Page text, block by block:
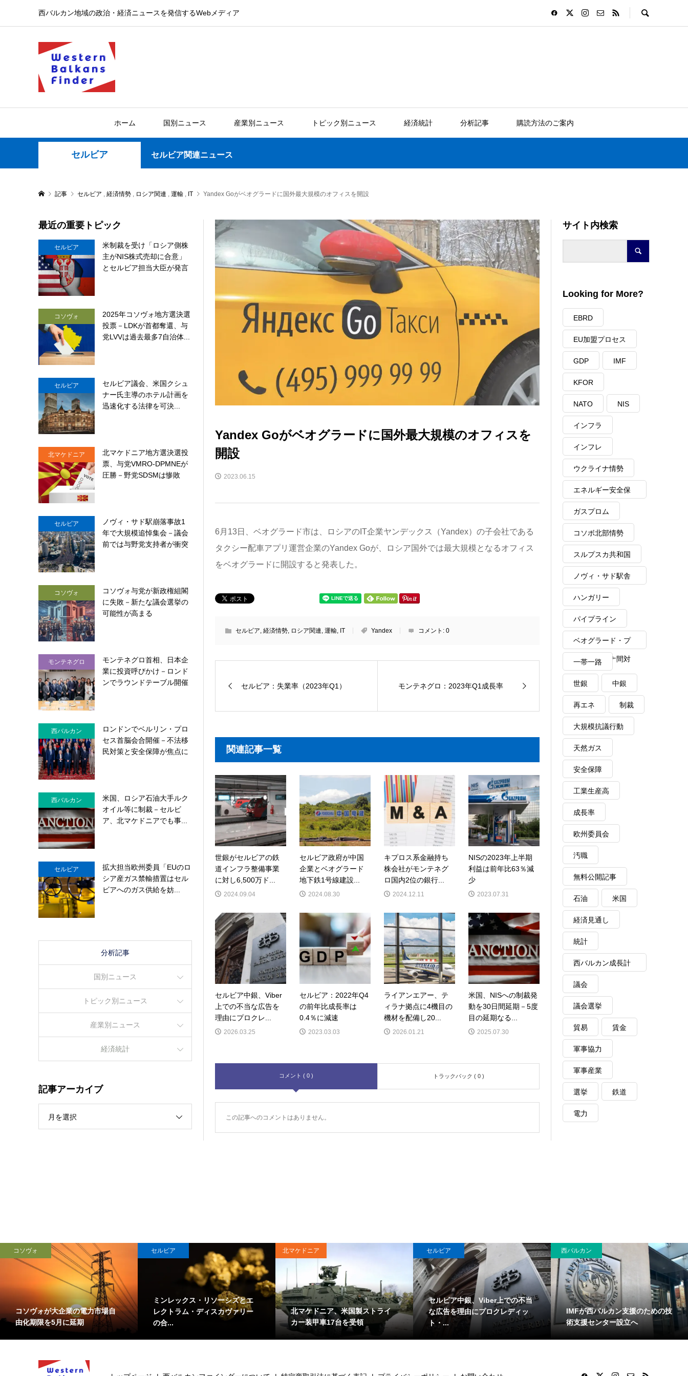
西バルカン地域の政治・経済ニュースを発信するWebメディア
ホーム 国別ニュース 産業別ニュース トピック別ニュース 経済統計 分析記事 購読方法のご案内
セルビア セルビア関連ニュース
記事 セルビア 経済情勢 ロシア関連 運輸 IT Yandex Goがベオグラードに国外最大規模のオフィスを開設
Yandex Goがベオグラードに国外最大規模のオフィスを
開設
2023.06.15
6月13日、ベオグラード市は、ロシアのIT企業ヤンデックス（Yandex）の子会社である
タクシー配車アプリ運営企業のYandex Goが、ロシア国外では最大規模となるオフィス
をベオグラードに開設すると発表した。
セルビア, 経済情勢, ロシア関連, 運輸, IT Yandex コメント: 0
セルビア：失業率（2023年Q1） モンテネグロ：2023年Q1成長率
関連記事一覧
世銀がセルビアの鉄
道インフラ整備事業
に対し6,500万ド...
2024.09.04
セルビア政府が中国
企業とベオグラード
地下鉄1号線建設...
2024.08.30
キプロス系金融持ち
株会社がモンテネグ
ロ国内2位の銀行...
2024.12.11
NISの2023年上半期
利益は前年比63％減
少
2023.07.31
セルビア中銀、Viber
上での不当な広告を
理由にプロクレ...
2026.03.25
セルビア：2022年Q4
の前年比成長率は
0.4％に減速
2023.03.03
ライアンエアー、テ
ィラナ拠点に4機目の
機材を配備し20...
2026.01.21
米国、NISへの制裁発
動を30日間延期－5度
目の延期なる...
2025.07.30
コメント ( 0 ) トラックバック ( 0 )
この記事へのコメントはありません。
最近の重要トピック
セルビア
米制裁を受け「ロシア側株
主がNIS株式売却に合意」
とセルビア担当大臣が発言
コソヴォ
2025年コソヴォ地方選決選
投票－LDKが首都奪還、与
党LVVは過去最多7自治体...
セルビア
セルビア議会、米国クシュ
ナー氏主導のホテル計画を
迅速化する法律を可決...
北マケドニア
北マケドニア地方選決選投
票、与党VMRO-DPMNEが
圧勝－野党SDSMは惨敗
セルビア
ノヴィ・サド駅崩落事故1
年で大規模追悼集会－議会
前では与野党支持者が衝突
コソヴォ
コソヴォ与党が新政権組閣
に失敗－新たな議会選挙の
可能性が高まる
モンテネグロ
モンテネグロ首相、日本企
業に投資呼びかけ－ロンド
ンでラウンドテーブル開催
西バルカン
ロンドンでベルリン・プロ
セス首脳会合開催－不法移
民対策と安全保障が焦点に
西バルカン
米国、ロシア石油大手ルク
オイル等に制裁－セルビ
ア、北マケドニアでも事...
セルビア
拡大担当欧州委員「EUのロ
シア産ガス禁輸措置はセル
ビアへのガス供給を妨...
分析記事
国別ニュース
トピック別ニュース
産業別ニュース
経済統計
記事アーカイブ
月を選択
サイト内検索
Looking for More?
EBRD
EU加盟プロセス
GDP IMF
KFOR
NATO NIS
インフラ
インフレ
ウクライナ情勢
エネルギー安全保
障
ガスプロム
コソボ北部情勢
スルプスカ共和国
ノヴィ・サド駅舎
崩落事故
ハンガリー
パイプライン
ベオグラード・プ
リシュティナ間対
話
一帯一路
世銀 中銀
再エネ 制裁
大規模抗議行動
天然ガス
安全保障
工業生産高
成長率
欧州委員会
汚職
無料公開記事
石油 米国
経済見通し
統計
西バルカン成長計
画
議会
議会選挙
貿易 賃金
軍事協力
軍事産業
選挙 鉄道
電力
コソヴォ
コソヴォが大企業の電力市場自
由化期限を5月に延期
セルビア
ミンレックス・リソーシズとエ
レクトラム・ディスカヴァリー
の合...
北マケドニア
北マケドニア、米国製ストライ
カー装甲車17台を受領
セルビア
セルビア中銀、Viber上での不当
な広告を理由にプロクレディッ
ト・...
西バルカン
IMFが西バルカン支援のための技
術支援センター設立へ